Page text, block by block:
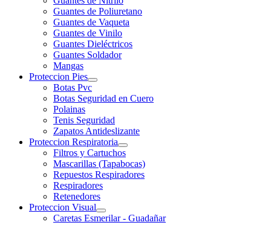
Guantes de Poliuretano
Guantes de Vaqueta
Guantes de Vinilo
Guantes Dieléctricos
Guantes Soldador
Mangas
Proteccion Pies
Botas Pvc
Botas Seguridad en Cuero
Polainas
Tenis Seguridad
Zapatos Antideslizante
Proteccion Respiratoria
Filtros y Cartuchos
Mascarillas (Tapabocas)
Repuestos Respiradores
Respiradores
Retenedores
Proteccion Visual
Caretas Esmerilar - Guadañar